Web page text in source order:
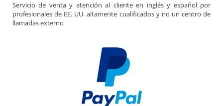
Servicio de venta y atención al cliente en inglés y español por
profesionales de EE. UU. altamente cualificados y no un centro de
llamadas externo